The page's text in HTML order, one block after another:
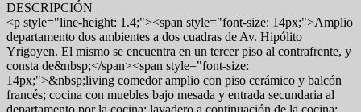
DESCRIPCIÓN
<p style="line-height: 1.4;"><span style="font-size: 14px;">Amplio
departamento dos ambientes a dos cuadras de Av. Hipólito
Yrigoyen. El mismo se encuentra en un tercer piso al contrafrente, y
consta de&nbsp;</span><span style="font-size:
14px;">&nbsp;living comedor amplio con piso cerámico y balcón
francés; cocina con muebles bajo mesada y entrada secundaria al
departamento por la cocina; lavadero a continuación de la cocina;